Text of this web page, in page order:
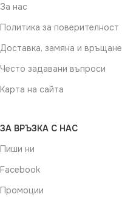
За нас
Политика за поверителност
Доставка, замяна и връщане
Често задавани въпроси
Карта на сайта
ЗА ВРЪЗКА С НАС
Пиши ни
Facebook
Промоции